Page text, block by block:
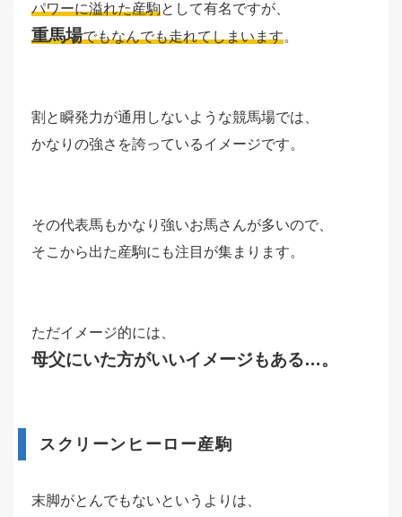
パワーに溢れた産駒として有名ですが、
重馬場でもなんでも走れてしまいます。
割と瞬発力が通用しないような競馬場では、
かなりの強さを誇っているイメージです。
その代表馬もかなり強いお馬さんが多いので、
そこから出た産駒にも注目が集まります。
ただイメージ的には、
母父にいた方がいいイメージもある…。
スクリーンヒーロー産駒
末脚がとんでもないというよりは、